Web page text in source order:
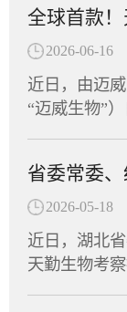
诱导针对病
显示，该疫
疫耐受状态
YL01有望帮
工代表队踊
味两大板块
勤生物健儿
竞技项目，
奖”。此次运
互动的重要
生物将持续
拼劲与干劲
力，为湖北
究。这是该
物，也意味
又一次向全
全资子公司
项目提供了
设计与高效
窗口。
常免疫细胞
免疫细胞的
疾病发生发
2026-06-16
近日，由迈
“迈威生物”
国开展针对
血病以及多
为全球首款
抗，
特异性抗体
物全资子公
2026-05-18
近日，湖北
天勤生物考